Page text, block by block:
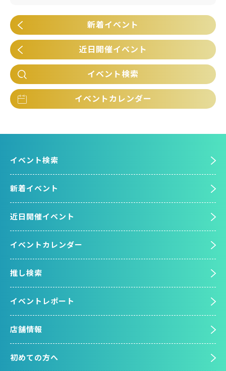
新着イベント
近日開催イベント
イベント検索
イベントカレンダー
イベント検索
新着イベント
近日開催イベント
イベントカレンダー
推し検索
イベントレポート
店舗情報
初めての方へ